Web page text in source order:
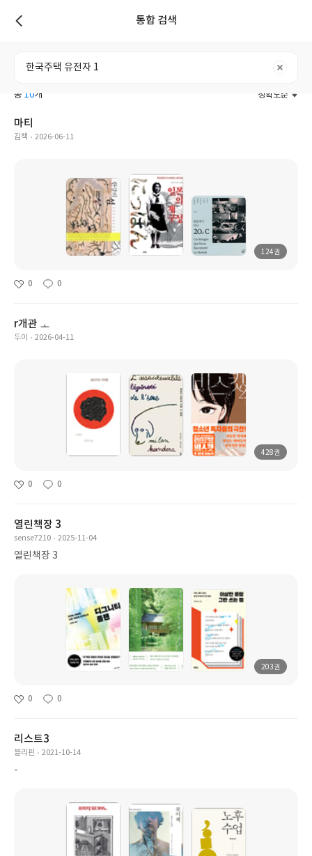
통합 검색
전체 도서
총 10개 정확도순
마티
김책 2026-06-11
124권
0 0
r개관 ㅗ
두이 2026-04-11
428권
0 0
열린책장 3
sense7210 2025-11-04
열린책장 3
203권
0 0
리스트3
블리핀 2021-10-14
-